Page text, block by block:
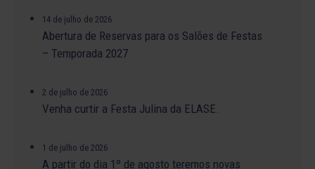
14 de julho de 2026
Abertura de Reservas para os Salões de Festas
– Temporada 2027
2 de julho de 2026
Venha curtir a Festa Julina da ELASE.
1 de julho de 2026
A partir do dia 1º de agosto teremos novas